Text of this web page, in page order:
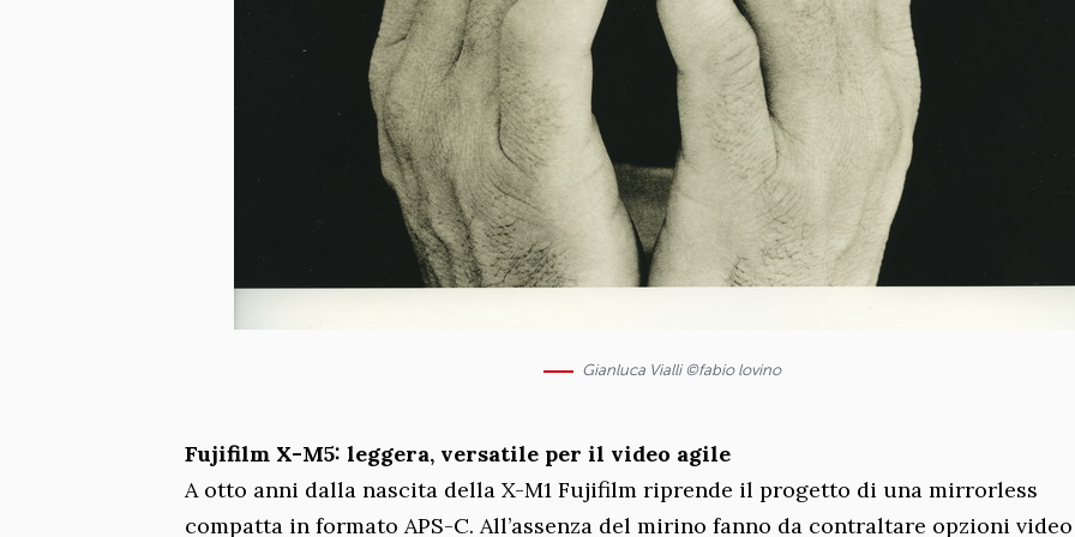
Gianluca Vialli ©fabio lovino
Fujifilm X-M5: leggera, versatile per il video agile
A otto anni dalla nascita della X-M1 Fujifilm riprende il progetto di una mirrorless
compatta in formato APS-C. All’assenza del mirino fanno da contraltare opzioni